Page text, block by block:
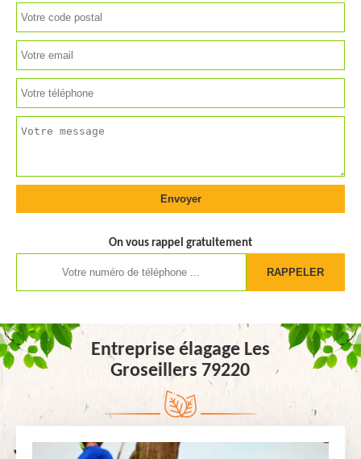
On vous rappel gratuitement
Entreprise élagage Les
Groseillers 79220